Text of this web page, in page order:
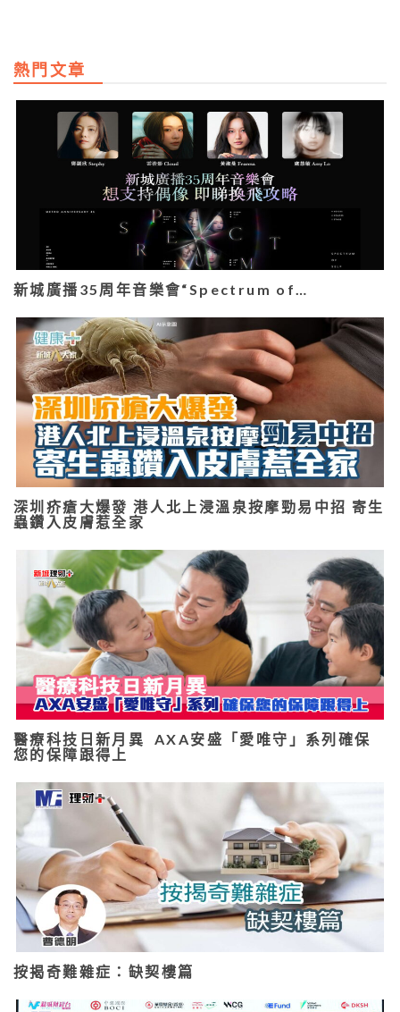
熱門文章
新城廣播35周年音樂會“Spectrum of…
深圳疥瘡大爆發 港人北上浸溫泉按摩勁易中招 寄生
蟲鑽入皮膚惹全家
醫療科技日新月異 AXA安盛「愛唯守」系列確保
您的保障跟得上
按揭奇難雜症：缺契樓篇